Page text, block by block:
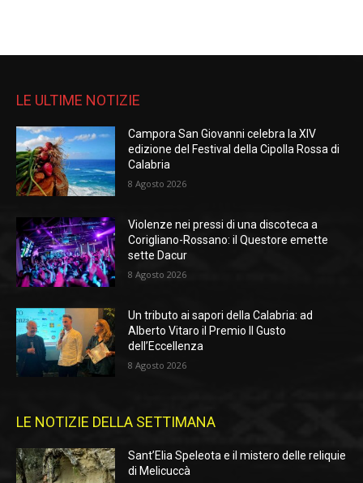
LE ULTIME NOTIZIE
Campora San Giovanni celebra la XIV
edizione del Festival della Cipolla Rossa di
Calabria
8 Agosto 2026
Violenze nei pressi di una discoteca a
Corigliano-Rossano: il Questore emette
sette Dacur
8 Agosto 2026
Un tributo ai sapori della Calabria: ad
Alberto Vitaro il Premio Il Gusto
dell’Eccellenza
8 Agosto 2026
LE NOTIZIE DELLA SETTIMANA
Sant’Elia Speleota e il mistero delle reliquie
di Melicuccà